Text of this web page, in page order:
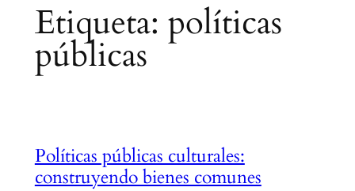
Etiqueta: políticas
públicas
Políticas públicas culturales:
construyendo bienes comunes